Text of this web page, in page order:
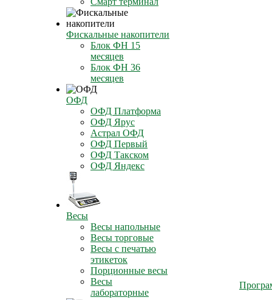
Фискальные накопители
Блок ФН 15
месяцев
Блок ФН 36
месяцев
ОФД
ОФД Платформа
ОФД Ярус
Астрал ОФД
ОФД Первый
ОФД Такском
ОФД Яндекс
Весы
Весы напольные
Весы торговые
Весы с печатью
этикеток
Порционные весы
Весы
лабораторные